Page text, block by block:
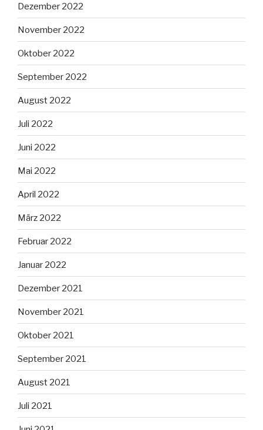
Dezember 2022
November 2022
Oktober 2022
September 2022
August 2022
Juli 2022
Juni 2022
Mai 2022
April 2022
März 2022
Februar 2022
Januar 2022
Dezember 2021
November 2021
Oktober 2021
September 2021
August 2021
Juli 2021